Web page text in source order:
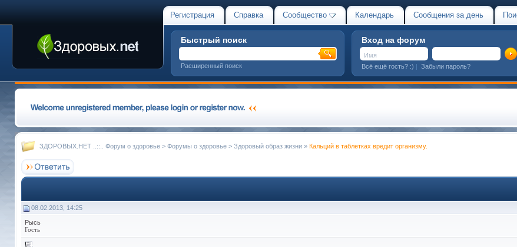
Регистрация Справка Сообщество Календарь Сообщения за день
Быстрый поиск
Расширенный поиск
Вход на форум
Всё ещё гость? :) | Забыли пароль?
ЗДОРОВЫХ.НЕТ ..::.. Форум о здоровье > Форумы о здоровье > Здоровый образ жизни » Кальций в таблетках вредит организму.
08.02.2013, 14:25
Рысь
Гость